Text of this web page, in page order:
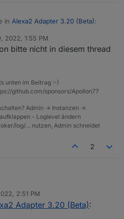
in Alexa2 Adapter 3.20 (Beta):
amazon es nicht wie andere
Würdest Du nicht auch eine
wenn man Dir durch
belasten würde ?
dass die ganzen Menschen
Skills stehen durch unnütze
inAlexa2 Adapter 3.20 (Beta)
unkontrolliert immer wieder
selbst nix auf die reihe
auf unnötige "Abfragen!...
2022, 1:55 PM
bitte nicht in diesem thread
unten im Beitrag :-)
github.com/sponsors/Apollon77
Admin -> Instanzen ->
- Loglevel ändern
log/… nutzen, Admin schneidet
2
leider vorgestern wieder ein rate
was die Smart-Home-Device Daten
2:51 PM
Adapter 3.20 (Beta):